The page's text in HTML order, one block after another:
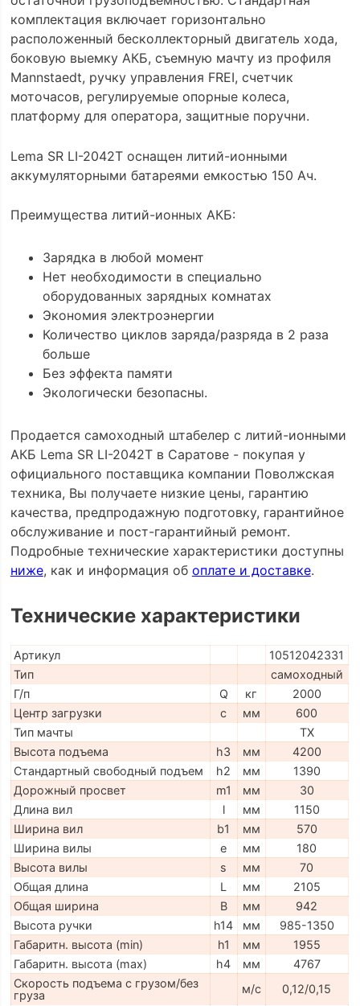
комплектация включает горизонтально
расположенный бесколлекторный двигатель хода,
боковую выемку АКБ, съемную мачту из профиля
Mannstaedt, ручку управления FREI, счетчик
моточасов, регулируемые опорные колеса,
платформу для оператора, защитные поручни.
Lema SR LI-2042Т оснащен литий-ионными
аккумуляторными батареями емкостью 150 Ач.
Преимущества литий-ионных АКБ:
Зарядка в любой момент
Нет необходимости в специально
оборудованных зарядных комнатах
Экономия электроэнергии
Количество циклов заряда/разряда в 2 раза
больше
Без эффекта памяти
Экологически безопасны.
Продается самоходный штабелер с литий-ионными
АКБ Lema SR LI-2042Т в Саратове - покупая у
официального поставщика компании Поволжская
техника, Вы получаете низкие цены, гарантию
качества, предпродажную подготовку, гарантийное
обслуживание и пост-гарантийный ремонт.
Подробные технические характеристики доступны
ниже, как и информация об оплате и доставке.
Технические характеристики
Артикул
10512042331
Тип
самоходный
Г/п
Q кг
2000
Центр загрузки
c мм
600
Тип мачты
TX
Высота подъема
h3 мм
4200
Стандартный свободный подъем
h2 мм
1390
Дорожный просвет
m1 мм
30
Длина вил
l мм
1150
Ширина вил
b1 мм
570
Ширина вилы
e мм
180
Высота вилы
s мм
70
Общая длина
L мм
2105
Общая ширина
B мм
942
Высота ручки
h14 мм
985-1350
Габаритн. высота (min)
h1 мм
1955
Габаритн. высота (max)
h4 мм
4767
Скорость подъема с грузом/без
груза
м/с
0,12/0,15